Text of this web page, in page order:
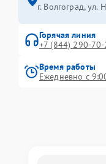
г. Волгоград, ул.
Горячая линия
+7 (844) 290-
Время работы
Ежедневно с